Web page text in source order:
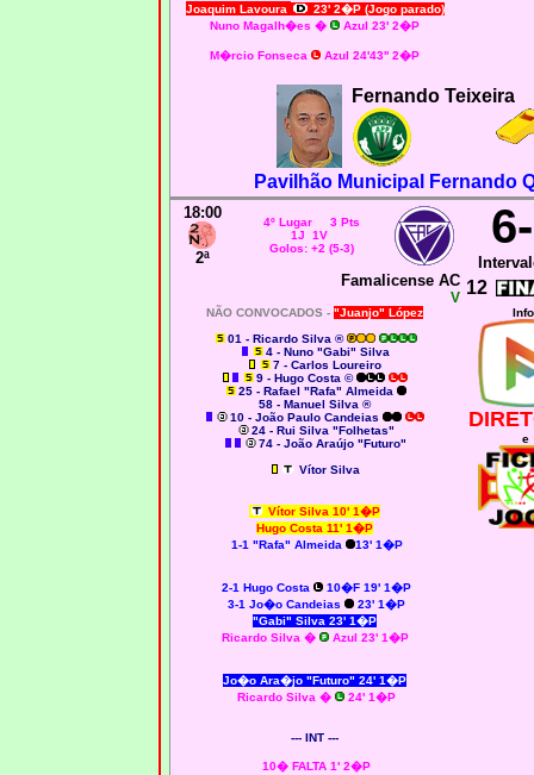
Joaquim Lavoura
23' 2�P (Jogo parado)
Nuno Magalh�es � Azul 23' 2�P
M�rcio Fonseca Azul 24'43'' 2�P
Fernando Teixeira
Pavilhão Municipal Fernando
18:00
2ª
4º Lugar 3 Pts
1J 1V
Golos: +2 (5-3)
Famalicense AC
V 12
NÃO CONVOCADOS - "Juanjo" López
01 - Ricardo Silva ®
4 - Nuno "Gabi" Silva
7 - Carlos Loureiro
9 - Hugo Costa ©
25 - Rafael "Rafa" Almeida
58 - Manuel Silva ®
10 - João Paulo Candeias
24 - Rui Silva "Folhetas"
74 - João Araújo "Futuro"
Vítor Silva
Vítor Silva 10' 1�P
Hugo Costa 11' 1�P
1-1 "Rafa" Almeida
13' 1�P
2-1 Hugo Costa
10�F 19' 1�P
3-1 Jo�o Candeias
23' 1�P
"Gabi" Silva 23' 1�P
Ricardo Silva � Azul 23' 1�P
Jo�o Ara�jo "Futuro" 24' 1�P
Ricardo Silva � 24' 1�P
--- INT ---
10� FALTA 1' 2�P
Info
e